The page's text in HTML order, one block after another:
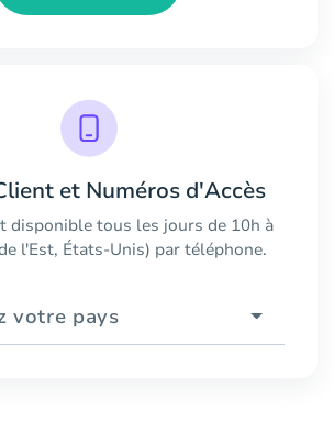
et Numéros d'Accès
disponible tous les jours de 10h à
l'Est, États-Unis) par téléphone.
votre pays